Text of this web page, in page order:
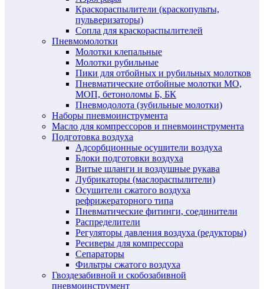
Краскораспылители (краскопульты,
пульверизаторы)
Сопла для краскораспылителей
Пневмомолотки
Молотки клепальные
Молотки рубильные
Пики для отбойных и рубильных молотков
Пневматические отбойные молотки МО,
МОП, бетоноломы Б, БК
Пневмодолота (зубильные молотки)
Наборы пневмоинструмента
Масло для компрессоров и пневмоинструмента
Подготовка воздуха
Адсорбционные осушители воздуха
Блоки подготовки воздуха
Витые шланги и воздушные рукава
Лубрикаторы (маслораспылители)
Осушители сжатого воздуха
рефрижераторного типа
Пневматические фитинги, соединители
Распределители
Регуляторы давления воздуха (редукторы)
Ресиверы для компрессора
Сепараторы
Фильтры сжатого воздуха
Гвоздезабивной и скобозабивной
пневмоинструмент